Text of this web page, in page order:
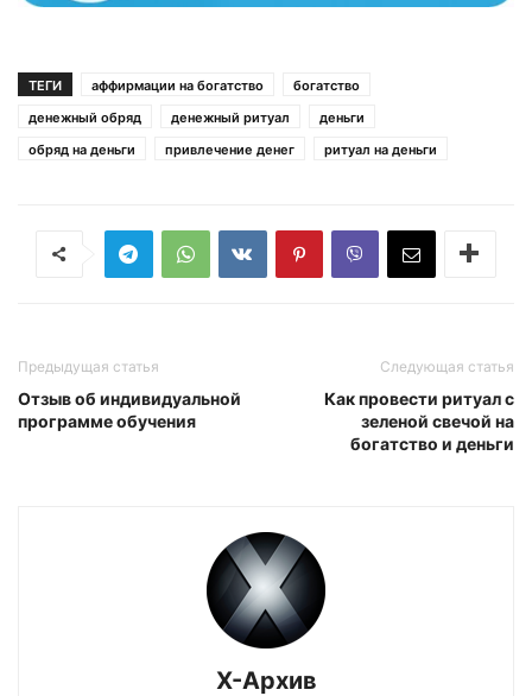
ТЕГИ аффирмации на богатство
богатство
денежный обряд
денежный ритуал
деньги
обряд на деньги
привлечение денег ритуал на деньги
Предыдущая статья
Отзыв об индивидуальной
программе обучения
Следующая статья
Как провести ритуал с
зеленой свечой на
богатство и деньги
Х-Архив